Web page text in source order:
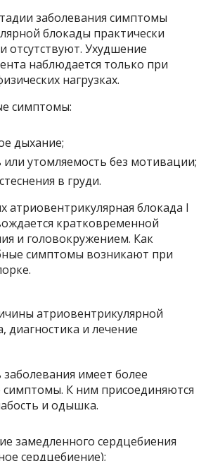
заболевания симптомы
блокады практически
отсутствуют. Ухудшение
наблюдается только при
нагрузках.
симптомы:
дыхание;
или утомляемость без мотивации;
в груди.
атриовентрикулярная блокада I
кратковременной
и головокружением. Как
симптомы возникают при
заболевания имеет более
симптомы. К ним присоединяются
и одышка.
замедленного сердцебиения
сердцебиение);